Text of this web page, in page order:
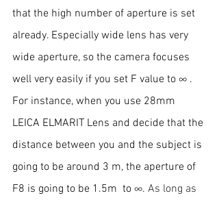
that the high number of aperture is set
already. Especially wide lens has very
wide aperture, so the camera focuses
well very easily if you set F value to ∞ .
For instance, when you use 28mm
LEICA ELMARIT Lens and decide that the
distance between you and the subject is
going to be around 3 m, the aperture of
F8 is going to be 1.5m  to ∞. As long as